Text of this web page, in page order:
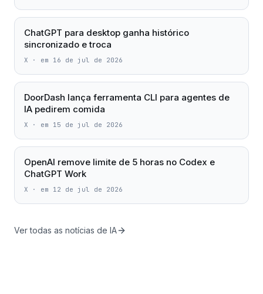
ChatGPT para desktop ganha histórico
sincronizado e troca
X · em 16 de jul de 2026
DoorDash lança ferramenta CLI para agentes de
IA pedirem comida
X · em 15 de jul de 2026
OpenAI remove limite de 5 horas no Codex e
ChatGPT Work
X · em 12 de jul de 2026
Ver todas as notícias de IA